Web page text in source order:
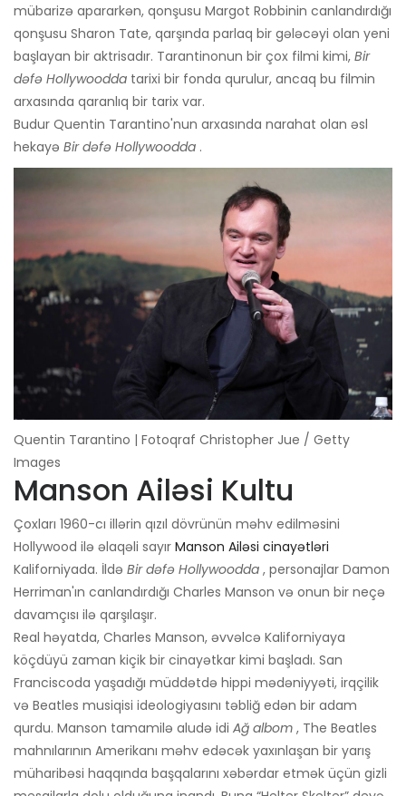
mübarizə apararkən, qonşusu Margot Robbinin canlandırdığı
qonşusu Sharon Tate, qarşında parlaq bir gələcəyi olan yeni
başlayan bir aktrisadır. Tarantinonun bir çox filmi kimi, Bir
dəfə Hollywoodda tarixi bir fonda qurulur, ancaq bu filmin
arxasında qaranlıq bir tarix var.
Budur Quentin Tarantino'nun arxasında narahat olan əsl
hekayə Bir dəfə Hollywoodda .
Quentin Tarantino | Fotoqraf Christopher Jue / Getty
Images
Manson Ailəsi Kultu
Çoxları 1960-cı illərin qızıl dövrünün məhv edilməsini
Hollywood ilə əlaqəli sayır Manson Ailəsi cinayətləri
Kaliforniyada. İldə Bir dəfə Hollywoodda , personajlar Damon
Herriman'ın canlandırdığı Charles Manson və onun bir neçə
davamçısı ilə qarşılaşır.
Real həyatda, Charles Manson, əvvəlcə Kaliforniyaya
köçdüyü zaman kiçik bir cinayətkar kimi başladı. San
Franciscoda yaşadığı müddətdə hippi mədəniyyəti, irqçilik
və Beatles musiqisi ideologiyasını təbliğ edən bir adam
qurdu. Manson tamamilə aludə idi Ağ albom , The Beatles
mahnılarının Amerikanı məhv edəcək yaxınlaşan bir yarış
müharibəsi haqqında başqalarını xəbərdar etmək üçün gizli